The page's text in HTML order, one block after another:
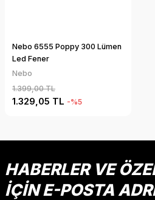
Nebo 6555 Poppy 300 Lümen
Led Fener
Nebo
1.399,00 TL
1.329,05 TL -%5
HABERLER VE
İÇİN E-POSTA